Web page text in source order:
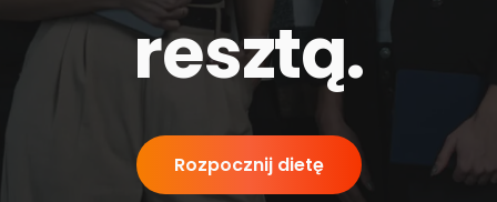
resztą.
Rozpocznij dietę